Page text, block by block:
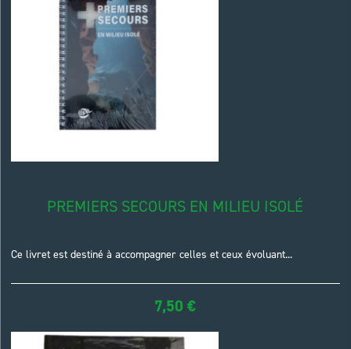
PREMIERS SECOURS EN MILIEU ISOLÉ
Ce livret est destiné à accompagner celles et ceux évoluant...
7,50€